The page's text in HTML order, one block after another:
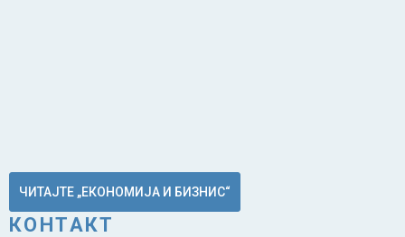
ЧИТАЈТЕ „ЕКОНОМИЈА И БИЗНИС“
КОНТАКТ